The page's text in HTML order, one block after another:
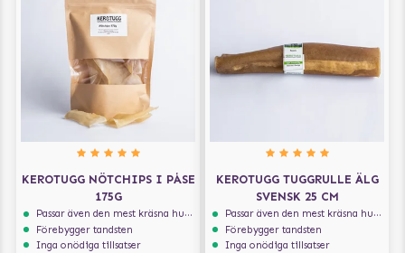
KEROTUGG NÖTCHIPS I PÅSE
175G
Passar även den mest kräsna hunden
Förebygger tandsten
Inga onödiga tillsatser
KEROTUGG TUGGRULLE ÄLG
SVENSK 25 CM
Passar även den mest kräsna hunden
Förebygger tandsten
Inga onödiga tillsatser